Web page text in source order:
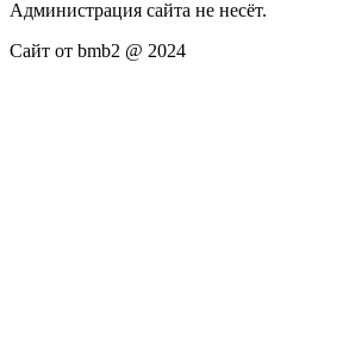
Администрация сайта не несёт.
Сайт от bmb2 @ 2024